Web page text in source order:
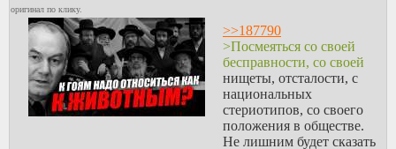
оригинал по клику.
>>187790
>Посмеяться со своей
бесправности, со своей
нищеты, отсталости, с
национальных
стериотипов, со своего
положения в обществе.
Не лишним будет сказать